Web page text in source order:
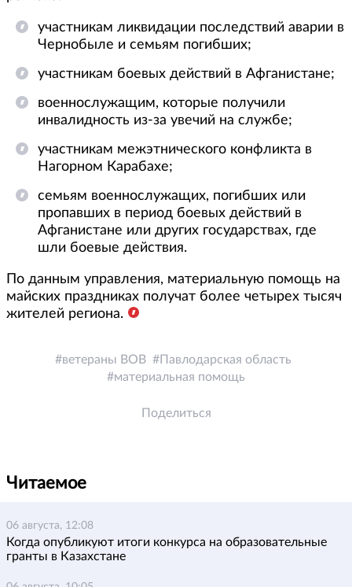
участникам ликвидации последствий аварии в
Чернобыле и семьям погибших;
участникам боевых действий в Афганистане;
военнослужащим, которые получили
инвалидность из-за увечий на службе;
участникам межэтнического конфликта в
Нагорном Карабахе;
семьям военнослужащих, погибших или
пропавших в период боевых действий в
Афганистане или других государствах, где
шли боевые действия.
По данным управления, материальную помощь на
майских праздниках получат более четырех тысяч
жителей региона.
ветераны ВОВ
Павлодарская область
материальная помощь
Поделиться
Читаемое
06 августа, 12:08
Когда опубликуют итоги конкурса на образовательные
гранты в Казахстане